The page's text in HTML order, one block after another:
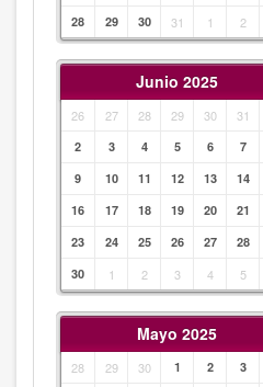
28
29 30 31 1 2
Junio 2025
26 27 28 29 30 31
2
3 4 5 6 7
9
10 11 12 13 14
16
17 18 19 20 21
23
24 25 26 27 28
30
1 2 3 4 5
Mayo 2025
28 29 30 1 2 3